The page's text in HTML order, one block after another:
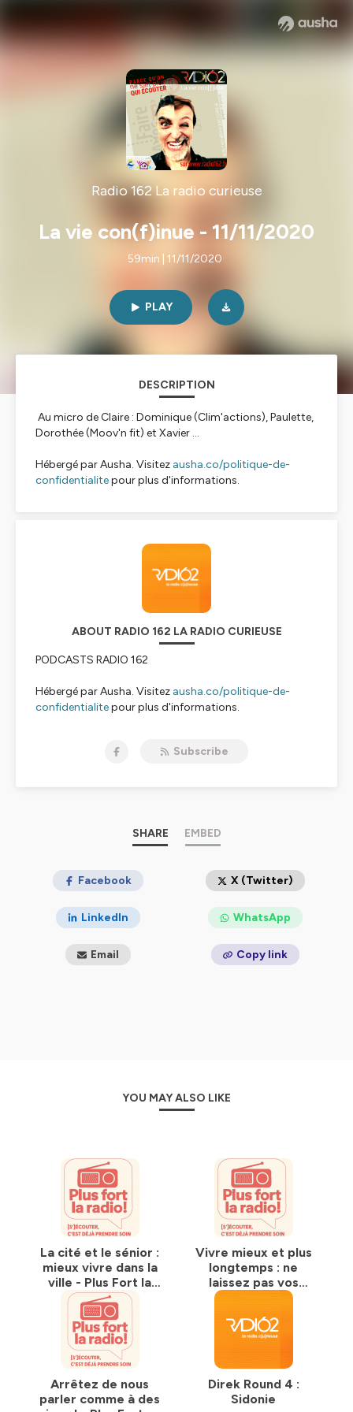
Radio 162 La radio curieuse
La vie con(f)inue - 11/11/2020
59min | 11/11/2020
PLAY
DESCRIPTION
Au micro de Claire : Dominique (Clim'actions), Paulette,
Dorothée (Moov'n fit) et Xavier ...
Hébergé par Ausha. Visitez ausha.co/politique-de-
confidentialitepour plus d'informations.
ABOUT RADIO 162 LA RADIO CURIEUSE
PODCASTS RADIO 162
Hébergé par Ausha. Visitez ausha.co/politique-de-
confidentialitepour plus d'informations.
Subscribe
SHARE EMBED
Facebook X (Twitter)
LinkedIn WhatsApp
Email Copy link
YOU MAY ALSO LIKE
La cité et le sénior :
mieux vivre dans la
ville - Plus Fort la
Radio - emission 10
Vivre mieux et plus
longtemps : ne
laissez pas vos
neurones au
la Radio - emission
9
Arrêtez de nous
parler comme à des
Direk Round 4 :
Sidonie